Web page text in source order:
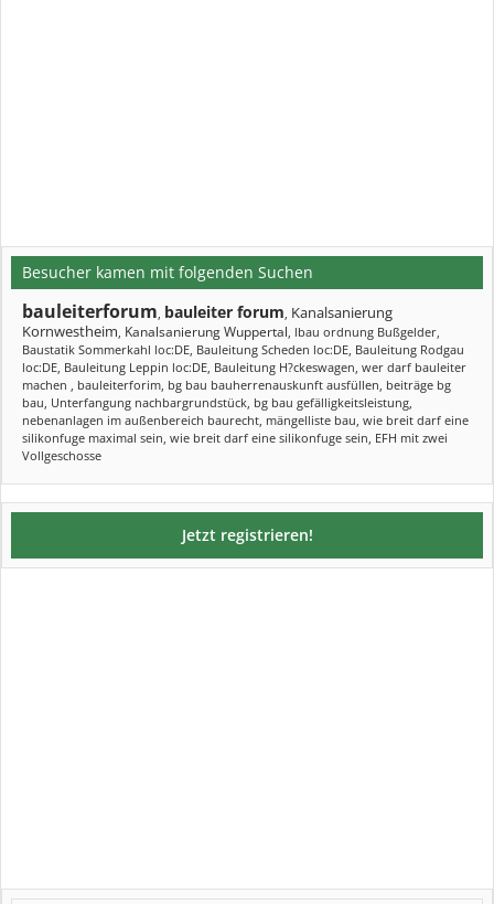
Besucher kamen mit folgenden Suchen
bauleiterforum, bauleiter forum, Kanalsanierung
Kornwestheim, Kanalsanierung Wuppertal, lbau ordnung Bußgelder,
Baustatik Sommerkahl loc:DE, Bauleitung Scheden loc:DE, Bauleitung Rodgau
loc:DE, Bauleitung Leppin loc:DE, Bauleitung H?ckeswagen, wer darf bauleiter
machen , bauleiterforim, bg bau bauherrenauskunft ausfüllen, beiträge bg
bau, Unterfangung nachbargrundstück, bg bau gefälligkeitsleistung,
nebenanlagen im außenbereich baurecht, mängelliste bau, wie breit darf eine
silikonfuge maximal sein, wie breit darf eine silikonfuge sein, EFH mit zwei
Vollgeschosse
Jetzt registrieren!